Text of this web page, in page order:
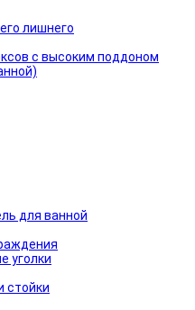
лишнего
с высоким поддоном
для ванной
уголки
стойки